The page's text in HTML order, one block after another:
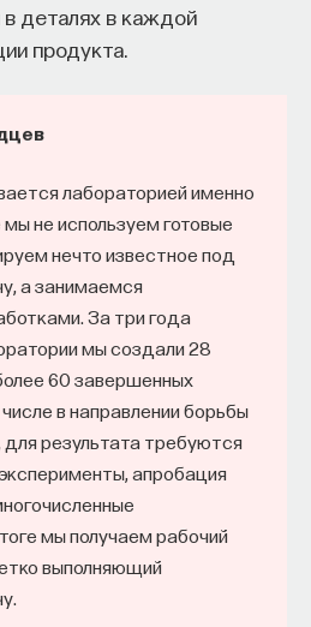
деталях в каждой
продукта.
лабораторией именно
не используем готовые
нечто известное под
а занимаемся
За три года
мы создали 28
60 завершенных
в направлении борьбы
результата требуются
апробация
мы получаем рабочий
выполняющий